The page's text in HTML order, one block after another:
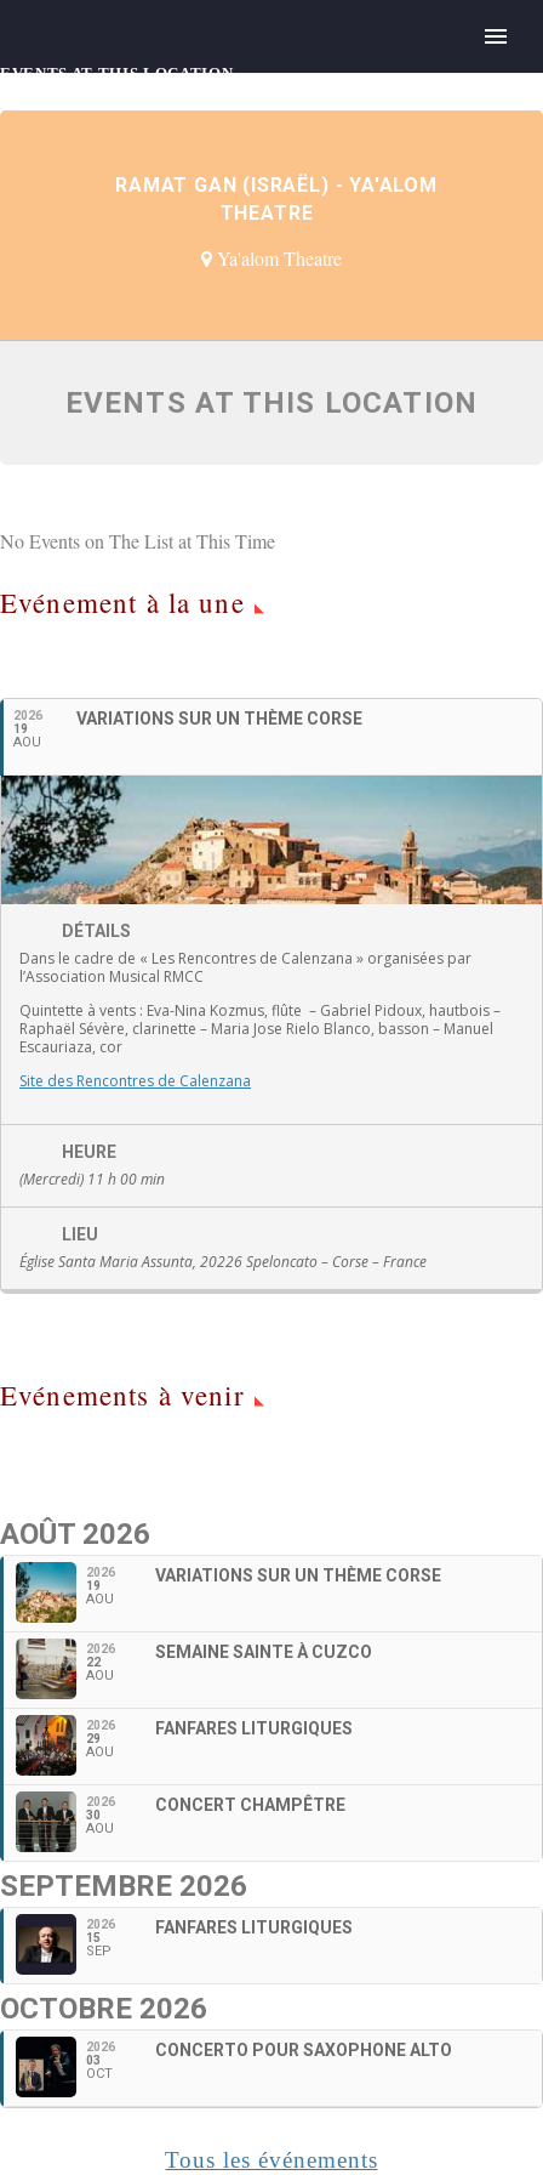
Français
EVENTS AT THIS LOCATION
RAMAT GAN (ISRAËL) - YA'ALOM
THEATRE
Ya'alom Theatre
EVENTS AT THIS LOCATION
No Events on The List at This Time
Evénement à la une
2026
19
AOU
VARIATIONS SUR UN THÈME CORSE
DÉTAILS
Dans le cadre de « Les Rencontres de Calenzana » organisées par
l’Association Musical RMCC
Quintette à vents : Eva-Nina Kozmus, flûte – Gabriel Pidoux, hautbois –
Raphaël Sévère, clarinette – Maria Jose Rielo Blanco, basson – Manuel
Escauriaza, cor
Site des Rencontres de Calenzana
HEURE
(Mercredi) 11 h 00 min
LIEU
Église Santa Maria Assunta, 20226 Speloncato – Corse – France
Evénements à venir
AOÛT 2026
2026
19
AOU
VARIATIONS SUR UN THÈME CORSE
2026
22
AOU
SEMAINE SAINTE À CUZCO
2026
29
AOU
FANFARES LITURGIQUES
2026
30
AOU
CONCERT CHAMPÊTRE
SEPTEMBRE 2026
2026
15
SEP
FANFARES LITURGIQUES
OCTOBRE 2026
2026
03
OCT
CONCERTO POUR SAXOPHONE ALTO
Tous les événements